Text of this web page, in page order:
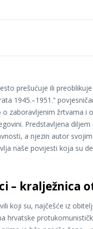
prešućuje ili
1945.–1951.“
o zaboravljenim žrtvama i
Predstavljena
a njezin autor
naše povijesti koja su
– kralježnica
koji su, najčešće iz
hrvatske